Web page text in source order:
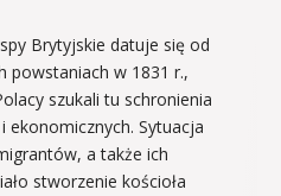
Brytyjskie datuje się od
powstaniach w 1831 r.,
szukali tu schronienia
ekonomicznych. Sytuacja
a także ich
stworzenie kościoła